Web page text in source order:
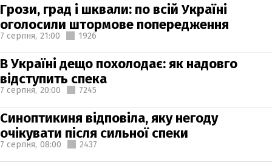
Грози, град і шквали: по всій Україні
оголосили штормове попередження
7 серпня, 21:00 1926
В Україні дещо похолодає: як надовго
відступить спека
7 серпня, 20:00 7245
Синоптикиня відповіла, яку негоду
очікувати після сильної спеки
7 серпня, 08:00 2437